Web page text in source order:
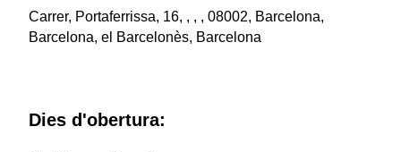
Carrer, Portaferrissa, 16, , , , 08002, Barcelona,
Barcelona, el Barcelonès, Barcelona
Dies d'obertura: